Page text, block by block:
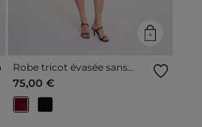
Robe tricot évasée sans
manches bordeaux femme
75,00 €